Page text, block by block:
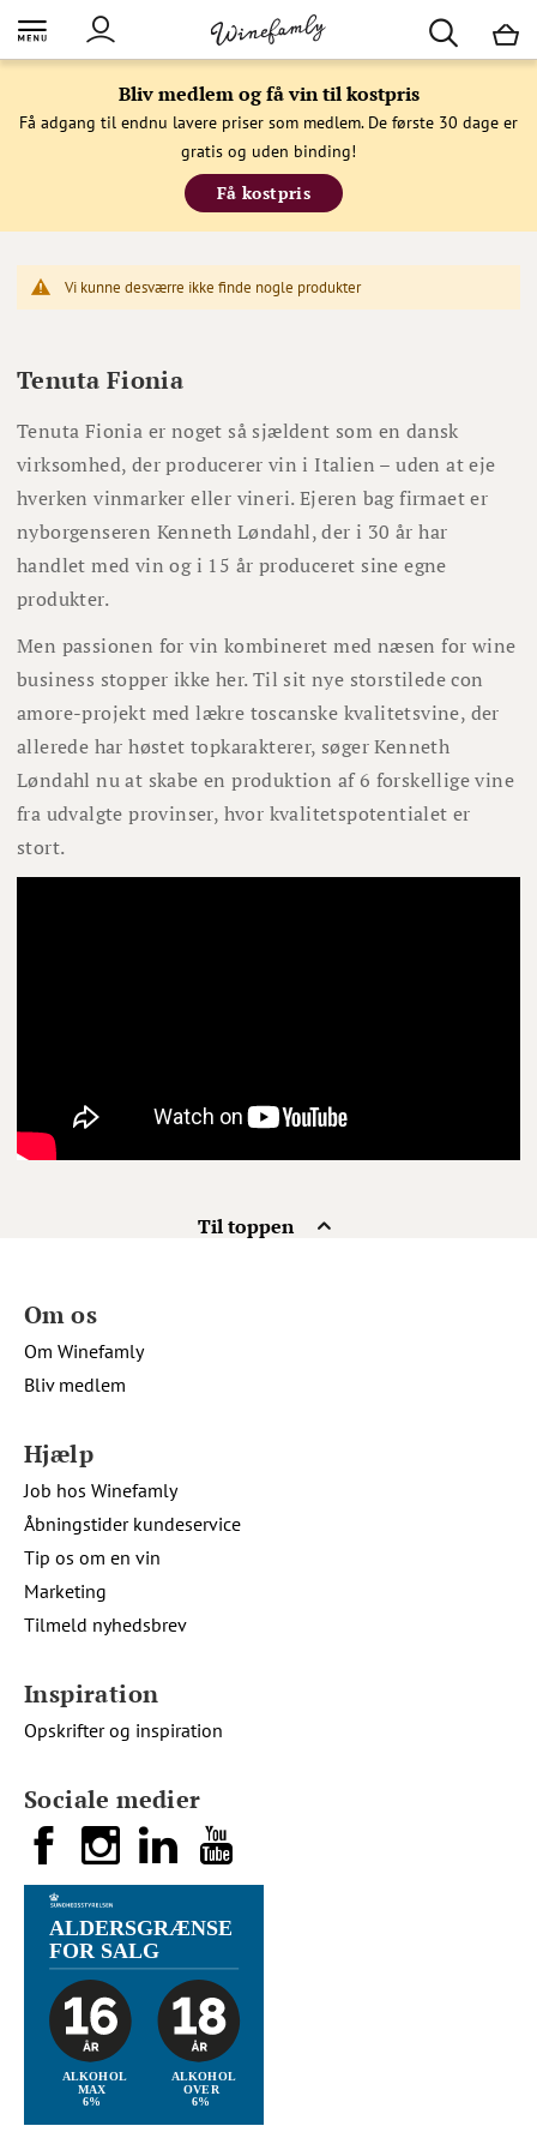
Bliv medlem og få vin til kostpris
Få adgang til endnu lavere priser som medlem. De første 30 dage er
gratis og uden binding!
Få kostpris
Vi kunne desværre ikke finde nogle produkter
Til toppen
Tenuta Fionia
Tenuta Fionia er noget så sjældent som en dansk
virksomhed, der producerer vin i Italien – uden at eje
hverken vinmarker eller vineri. Ejeren bag firmaet er
nyborgenseren Kenneth Løndahl, der i 30 år har
handlet med vin og i 15 år produceret sine egne
produkter.
Men passionen for vin kombineret med næsen for wine
business stopper ikke her. Til sit nye storstilede con
amore-projekt med lækre toscanske kvalitetsvine, der
allerede har høstet topkarakterer, søger Kenneth
Løndahl nu at skabe en produktion af 6 forskellige vine
fra udvalgte provinser, hvor kvalitetspotentialet er
stort.
Sociale medier
Om os
Om Winefamly
Bliv medlem
Hjælp
Job hos Winefamly
Åbningstider kundeservice
Tip os om en vin
Marketing
Tilmeld nyhedsbrev
Inspiration
Opskrifter og inspiration